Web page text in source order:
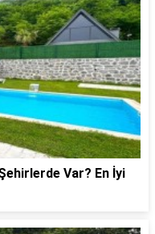
Var? En İyi